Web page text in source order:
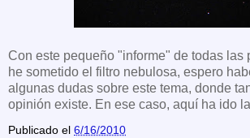
Con este pequeño "informe" de todas las
he sometido el filtro nebulosa, espero
algunas dudas sobre este tema, donde
opinión existe. En ese caso, aquí ha ido
Publicado el 6/16/2010